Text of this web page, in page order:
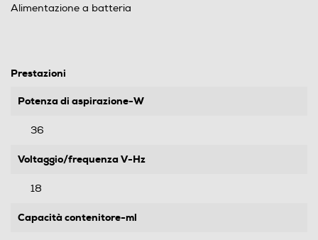
Alimentazione a batteria
Prestazioni
Potenza di aspirazione-W
36
Voltaggio/frequenza V-Hz
18
Capacità contenitore-ml